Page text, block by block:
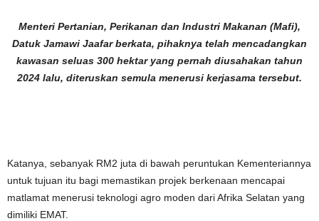
Menteri Pertanian, Perikanan dan Industri Makanan (Mafi),
Datuk Jamawi Jaafar berkata, pihaknya telah mencadangkan
kawasan seluas 300 hektar yang pernah diusahakan tahun
2024 lalu, diteruskan semula menerusi kerjasama tersebut.
Katanya, sebanyak RM2 juta di bawah peruntukan Kementeriannya
untuk tujuan itu bagi memastikan projek berkenaan mencapai
matlamat menerusi teknologi agro moden dari Afrika Selatan yang
dimiliki EMAT.